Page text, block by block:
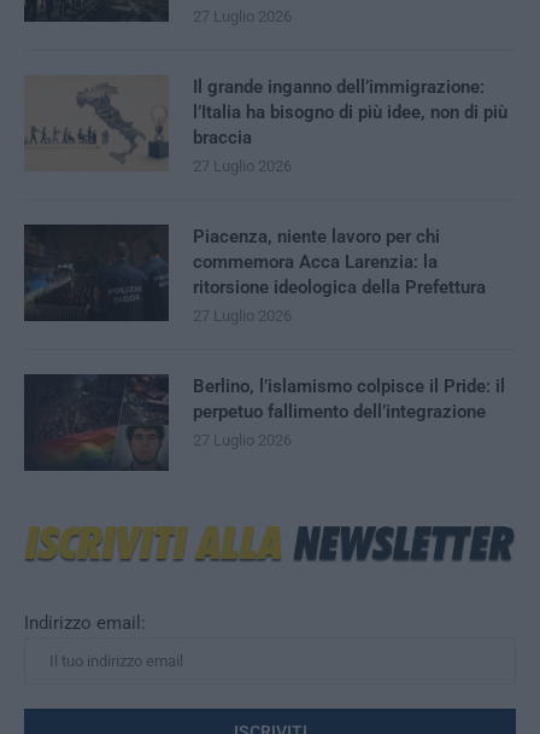
Indirizzo email:
27 Luglio 2026
Il grande inganno dell’immigrazione:
l’Italia ha bisogno di più idee, non di più
braccia
27 Luglio 2026
Piacenza, niente lavoro per chi
commemora Acca Larenzia: la
ritorsione ideologica della Prefettura
27 Luglio 2026
Berlino, l’islamismo colpisce il Pride: il
perpetuo fallimento dell’integrazione
27 Luglio 2026